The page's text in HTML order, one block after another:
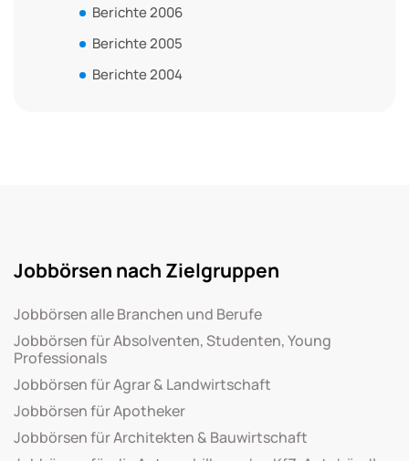
Berichte 2006
Berichte 2005
Berichte 2004
Jobbörsen nach Zielgruppen
Jobbörsen alle Branchen und Berufe
Jobbörsen für Absolventen, Studenten, Young
Professionals
Jobbörsen für Agrar & Landwirtschaft
Jobbörsen für Apotheker
Jobbörsen für Architekten & Bauwirtschaft